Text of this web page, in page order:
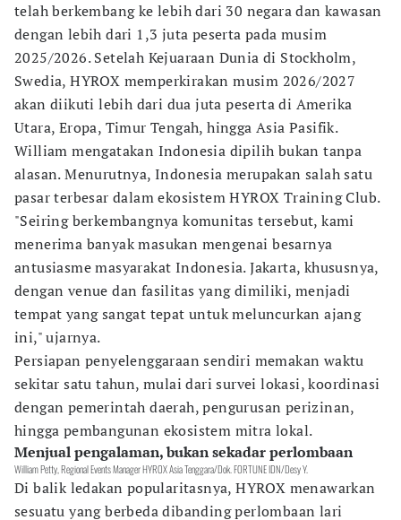
telah berkembang ke lebih dari 30 negara dan kawasan
dengan lebih dari 1,3 juta peserta pada musim
2025/2026. Setelah Kejuaraan Dunia di Stockholm,
Swedia, HYROX memperkirakan musim 2026/2027
akan diikuti lebih dari dua juta peserta di Amerika
Utara, Eropa, Timur Tengah, hingga Asia Pasifik.
William mengatakan Indonesia dipilih bukan tanpa
alasan. Menurutnya, Indonesia merupakan salah satu
pasar terbesar dalam ekosistem HYROX Training Club.
"Seiring berkembangnya komunitas tersebut, kami
menerima banyak masukan mengenai besarnya
antusiasme masyarakat Indonesia. Jakarta, khususnya,
dengan venue dan fasilitas yang dimiliki, menjadi
tempat yang sangat tepat untuk meluncurkan ajang
ini," ujarnya.
Persiapan penyelenggaraan sendiri memakan waktu
sekitar satu tahun, mulai dari survei lokasi, koordinasi
dengan pemerintah daerah, pengurusan perizinan,
hingga pembangunan ekosistem mitra lokal.
Menjual pengalaman, bukan sekadar perlombaan
William Petty, Regional Events Manager HYROX Asia Tenggara/Dok. FORTUNE IDN/Desy Y.
Di balik ledakan popularitasnya, HYROX menawarkan
sesuatu yang berbeda dibanding perlombaan lari